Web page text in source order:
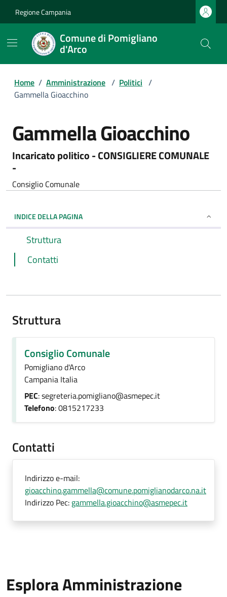
Regione Campania
Comune di Pomigliano
d'Arco
Home / Amministrazione / Politici /
Gammella Gioacchino
Gammella Gioacchino
Incaricato politico - CONSIGLIERE COMUNALE
-
Consiglio Comunale
INDICE DELLA PAGINA
Struttura
Contatti
Struttura
Consiglio Comunale
Pomigliano d'Arco
Campania Italia
PEC: segreteria.pomigliano@asmepec.it
Telefono: 0815217233
Contatti
Indirizzo e-mail:
gioacchino.gammella@comune.pomiglianodarco.na.it
Indirizzo Pec: gammella.gioacchino@asmepec.it
Esplora Amministrazione